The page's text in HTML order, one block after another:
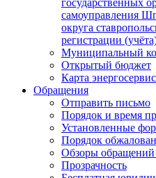
государственных
самоуправления
округа
регистрации
Муниципальный
Открытый бюджет
Карта
Обращения
Отправить письмо
Порядок и время
Установленные
Порядок
Обзоры
Прозрачность